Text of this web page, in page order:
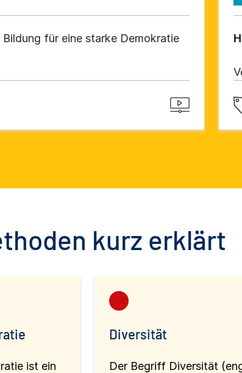
Bildung für eine starke Demokratie
kurz erklärt
ist ein
Diversität
Der Begriff Diversität